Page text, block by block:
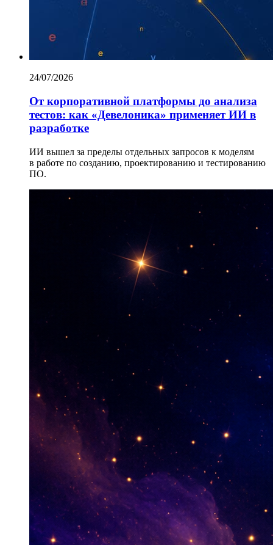
24/07/2026
От корпоративной платформы до анализа
тестов: как «Девелоника» применяет ИИ в
разработке
ИИ вышел за пределы отдельных запросов к моделям
в работе по созданию, проектированию и тестированию
ПО.